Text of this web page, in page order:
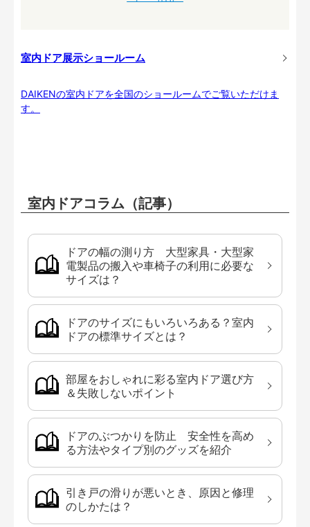
室内ドア展示ショールーム
DAIKENの室内ドアを全国のショールームでご覧いただけま
す。
室内ドアコラム（記事）
ドアの幅の測り方 大型家具・大型家
電製品の搬入や車椅子の利用に必要な
サイズは？
ドアのサイズにもいろいろある？室内
ドアの標準サイズとは？
部屋をおしゃれに彩る室内ドア選び方
＆失敗しないポイント
ドアのぶつかりを防止 安全性を高め
る方法やタイプ別のグッズを紹介
引き戸の滑りが悪いとき、原因と修理
のしかたは？